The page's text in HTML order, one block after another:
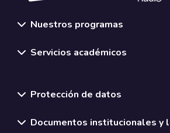
Nuestros programas
Servicios académicos
Protección de datos
Documentos institucionales y